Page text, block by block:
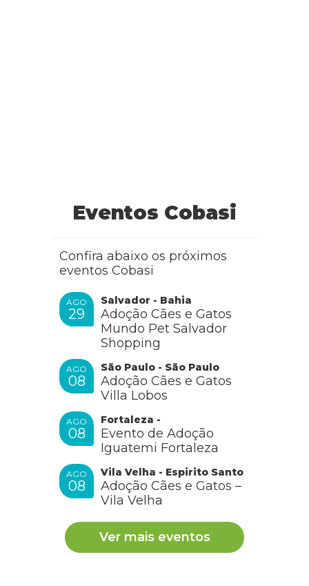
Eventos Cobasi
Confira abaixo os próximos
eventos Cobasi
AGO
29
Salvador - Bahia
Adoção Cães e Gatos
Mundo Pet Salvador
Shopping
AGO
08
São Paulo - São Paulo
Adoção Cães e Gatos
Villa Lobos
AGO
08
Fortaleza -
Evento de Adoção
Iguatemi Fortaleza
AGO
08
Vila Velha - Espirito Santo
Adoção Cães e Gatos –
Vila Velha
Ver mais eventos